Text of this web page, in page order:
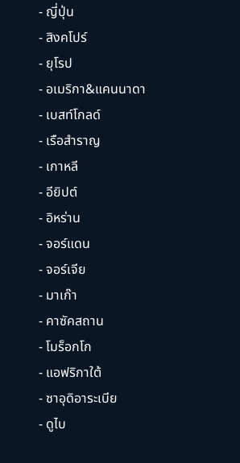
- ญี่ปุ่น
- สิงคโปร์
- ยุโรป
- อเมริกา&แคนนาดา
- เบสท์โกลด์
- เรือสำราญ
- เกาหลี
- อียิปต์
- อิหร่าน
- จอร์แดน
- จอร์เจีย
- มาเก๊า
- คาซัคสถาน
- โมร็อกโก
- แอฟริกาใต้
- ซาอุดิอาระเบีย
- ดูไบ